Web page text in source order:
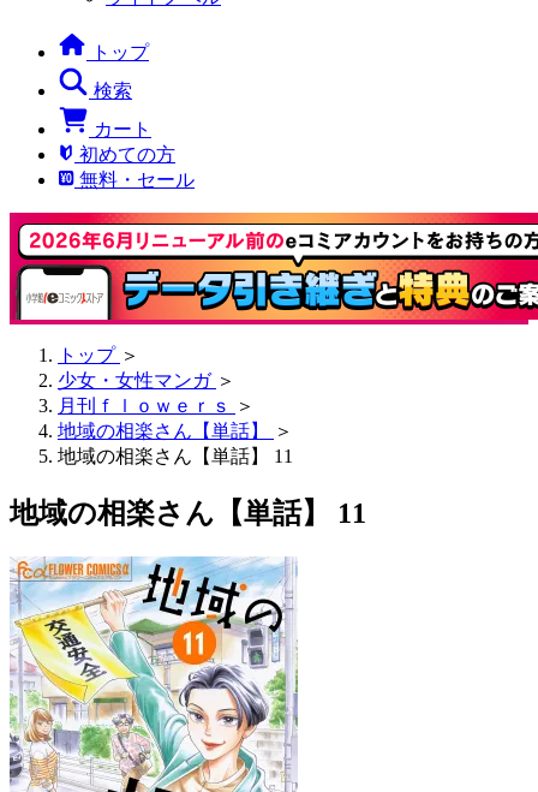
トップ
検索
カート
初めての方
無料・セール
トップ ＞
少女・女性マンガ ＞
月刊ｆｌｏｗｅｒｓ
＞
地域の相楽さん【単話】
＞
地域の相楽さん【単話】 11
地域の相楽さん【単話】 11